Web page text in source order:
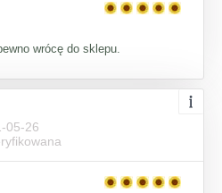
wrócę do sklepu.
05-26